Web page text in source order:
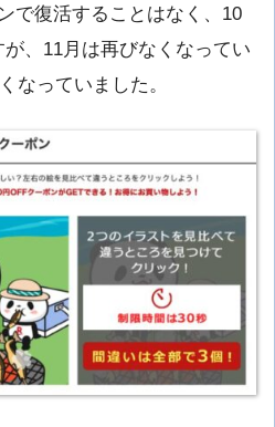
で復活することはなく、10
、11月は再びなくなってい
なっていました。